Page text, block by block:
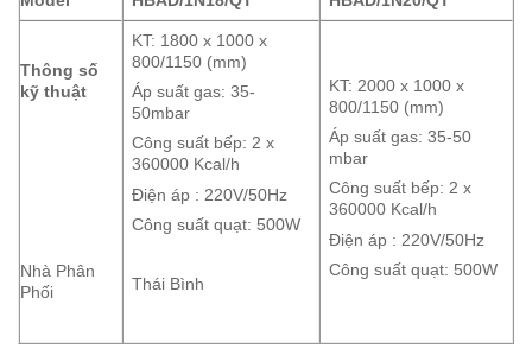
Thông số
kỹ thuật
Nhà Phân
Phối
KT: 1800 x 1000 x
800/1150 (mm)
Áp suất gas: 35-
50mbar
Công suất bếp: 2 x
360000 Kcal/h
Điện áp : 220V/50Hz
Công suất quạt: 500W
Thái Bình
KT: 2000 x 1000 x
800/1150 (mm)
Áp suất gas: 35-50
mbar
Công suất bếp: 2 x
360000 Kcal/h
Điện áp : 220V/50Hz
Công suất quạt: 500W